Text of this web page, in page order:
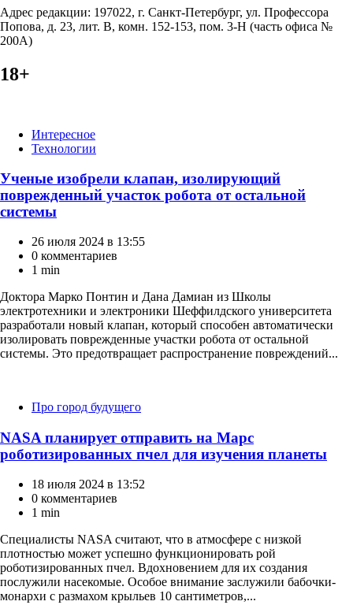
Адрес редакции: 197022, г. Санкт-Петербург, ул. Профессора
Попова, д. 23, лит. В, комн. 152-153, пом. 3-Н (часть офиса №
200А)
18+
КатегорииИнтересное
Технологии
Ученые изобрели клапан, изолирующий
поврежденный участок робота от остальной
системы
26 июля 2024 в 13:55
0 комментариев
1 min
Доктора Марко Понтин и Дана Дамиан из Школы
электротехники и электроники Шеффилдского университета
разработали новый клапан, который способен автоматически
изолировать поврежденные участки робота от остальной
системы. Это предотвращает распространение повреждений...
КатегорииПро город будущего
NASA планирует отправить на Марс
роботизированных пчел для изучения планеты
18 июля 2024 в 13:52
0 комментариев
1 min
Специалисты NASA считают, что в атмосфере с низкой
плотностью может успешно функционировать рой
роботизированных пчел. Вдохновением для их создания
послужили насекомые. Особое внимание заслужили бабочки-
монархи с размахом крыльев 10 сантиметров,...